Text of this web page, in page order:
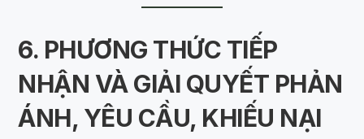
6. PHƯƠNG THỨC TIẾP
NHẬN VÀ GIẢI QUYẾT PHẢN
ÁNH, YÊU CẦU, KHIẾU NẠI